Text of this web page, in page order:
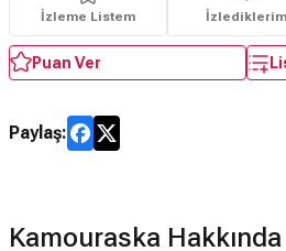
İzleme Listem İzlediklerim
Puan Ver
Paylaş:
Kamouraska